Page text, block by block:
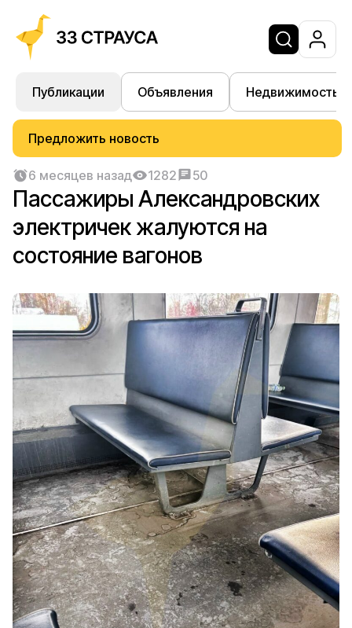
Публикации Объявления Недвижимость
Предложить новость
6 месяцев назад 1282 50
Пассажиры Александровских
электричек жалуются на
состояние вагонов